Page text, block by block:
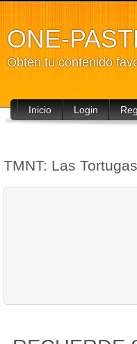
ONE-
Obtén tu contenido
Inicio Login
TMNT: Las